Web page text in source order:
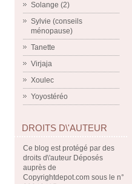
Solange (2)
Sylvie (conseils
ménopause)
Tanette
Virjaja
Xoulec
Yoyostéréo
DROITS D\'AUTEUR
Ce blog est protégé par des
droits d\'auteur Déposés
auprès de
Copyrightdepot.com sous le n°